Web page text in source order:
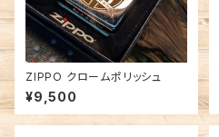
ZIPPO クロームポリッシュ
¥9,500